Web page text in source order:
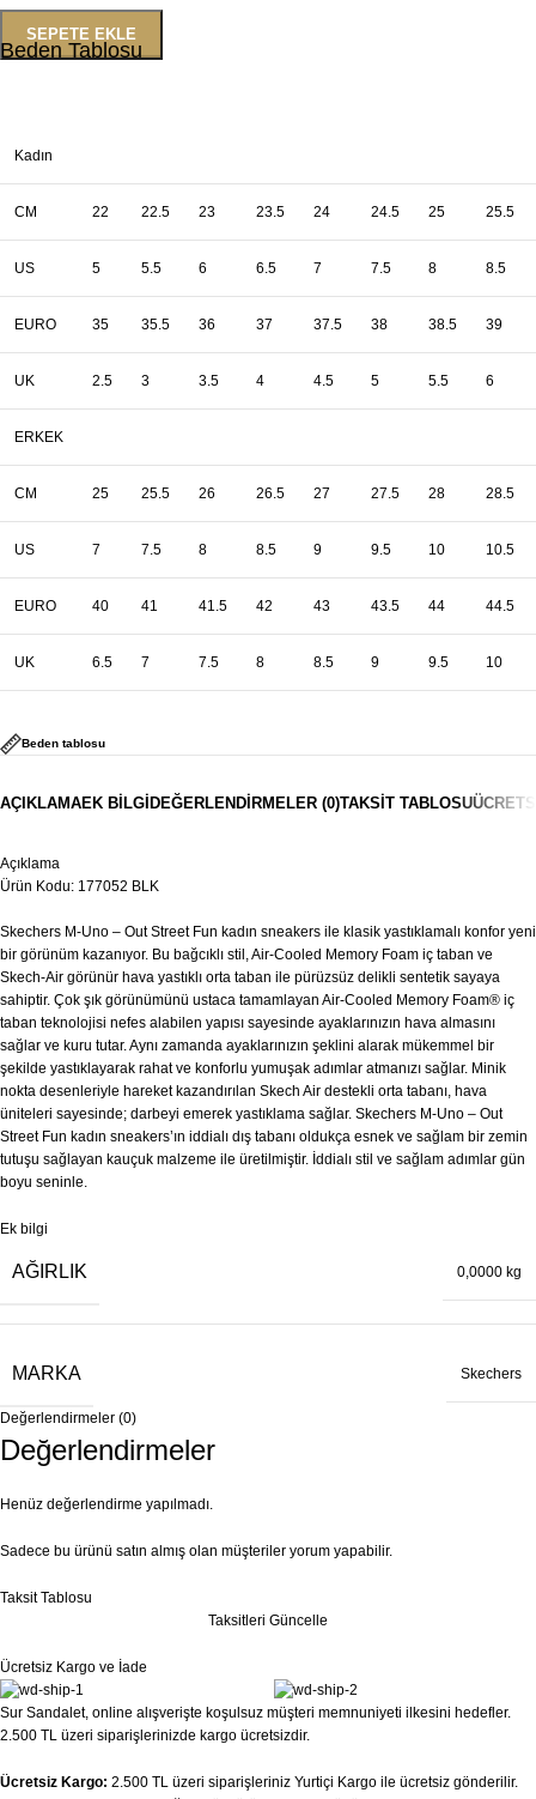
SEPETE EKLE
Beden Tablosu
Kadın
CM 22 22.5 23 23.5 24 24.5 25 25.5
US 5 5.5 6 6.5 7 7.5 8 8.5
EURO 35 35.5 36 37 37.5 38 38.5 39
UK 2.5 3 3.5 4 4.5 5 5.5 6
ERKEK
CM 25 25.5 26 26.5 27 27.5 28 28.5
US 7 7.5 8 8.5 9 9.5 10 10.5
EURO 40 41 41.5 42 43 43.5 44 44.5
UK 6.5 7 7.5 8 8.5 9 9.5 10
Beden tablosu
AÇIKLAMAEK BILGI DEĞERLENDIRMELER (0)TAKSIT TABLOSU
Açıklama
Ürün Kodu: 177052 BLK
Skechers M-Uno – Out Street Fun kadın sneakers ile klasik yastıklamalı konfor yeni
bir görünüm kazanıyor. Bu bağcıklı stil, Air-Cooled Memory Foam iç taban ve
Skech-Air görünür hava yastıklı orta taban ile pürüzsüz delikli sentetik sayaya
sahiptir. Çok şık görünümünü ustaca tamamlayan Air-Cooled Memory Foam® iç
taban teknolojisi nefes alabilen yapısı sayesinde ayaklarınızın hava almasını
sağlar ve kuru tutar. Aynı zamanda ayaklarınızın şeklini alarak mükemmel bir
şekilde yastıklayarak rahat ve konforlu yumuşak adımlar atmanızı sağlar. Minik
nokta desenleriyle hareket kazandırılan Skech Air destekli orta tabanı, hava
üniteleri sayesinde; darbeyi emerek yastıklama sağlar. Skechers M-Uno – Out
Street Fun kadın sneakers’ın iddialı dış tabanı oldukça esnek ve sağlam bir zemin
tutuşu sağlayan kauçuk malzeme ile üretilmiştir. İddialı stil ve sağlam adımlar gün
boyu seninle.
Ek bilgi
AĞIRLIK 0,0000 kg
MARKA Skechers
Değerlendirmeler (0)
Değerlendirmeler
Henüz değerlendirme yapılmadı.
Sadece bu ürünü satın almış olan müşteriler yorum yapabilir.
Taksit Tablosu
Taksitleri Güncelle
Ücretsiz Kargo ve İade
Sur Sandalet, online alışverişte koşulsuz müşteri memnuniyeti ilkesini hedefler.
2.500 TL üzeri siparişlerinizde kargo ücretsizdir.
Ücretsiz Kargo: 2.500 TL üzeri siparişleriniz Yurtiçi Kargo ile ücretsiz gönderilir.